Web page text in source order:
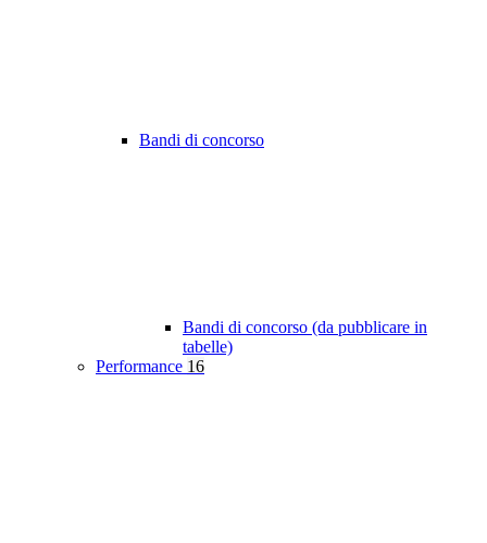
Bandi di concorso
Bandi di concorso (da pubblicare in
tabelle)
Performance 16